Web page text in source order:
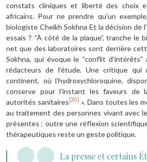
constats cliniques et liberté des choix
africains. Pour ne prendre qu’un
biologiste Cheikh Sokhna Et la décision de
essais ? “À côté de la plaque”, tranche le
net que des laboratoires sont derrière
Sokhna, qui évoque le “conflit
rédacteurs de l’étude. Une critique qui
continent, où l’hydroxychloroquine,
conserve pour l’instant les faveurs de
autorités sanitaires [20]
». Dans toutes les
au traitement des personnes vivant avec
présentes : outre une réflexion
thérapeutiques reste un geste politique.
La presse et certains